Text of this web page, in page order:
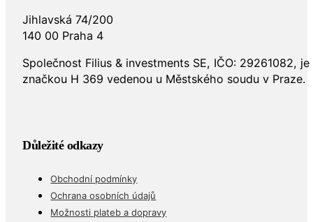
Jihlavská 74/200
140 00 Praha 4
Společnost Filius & investments SE, IČO: 29261082,
značkou H 369 vedenou u Městského soudu v Praze.
Důležité odkazy
Obchodní podmínky
Ochrana osobních údajů
Možnosti plateb a dopravy